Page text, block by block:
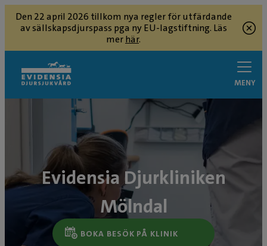
Den 22 april 2026 tillkom nya regler för utfärdande
av sällskapsdjurspass pga ny EU-lagstiftning. Läs
merhär.
MENY
Evidensia Djurkliniken
Mölndal
BOKA BESÖK PÅ KLINIK